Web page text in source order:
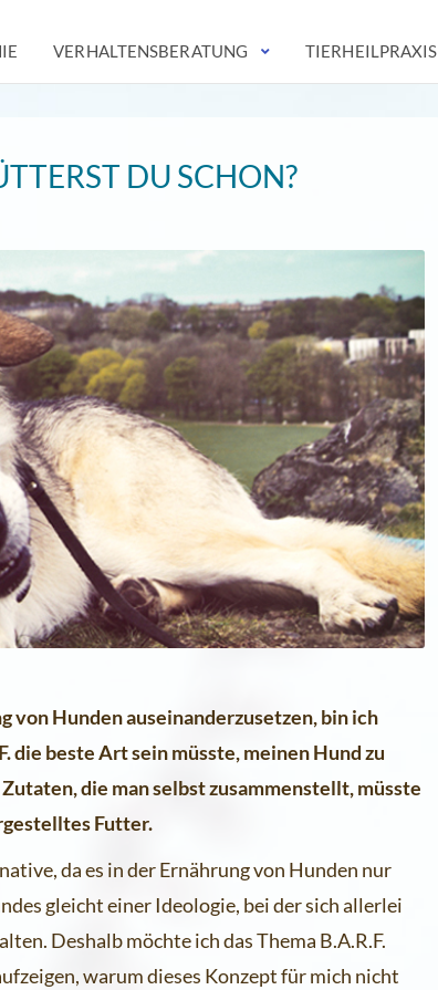
VERHALTENSBERATUNG TIERHEILPRAXIS
DU SCHON?
von Hunden auseinanderzusetzen, bin ich
die beste Art sein müsste, meinen Hund zu
die man selbst zusammenstellt, müsste
Futter.
da es in der Ernährung von Hunden nur
gleicht einer Ideologie, bei der sich allerlei
Deshalb möchte ich das Thema B.A.R.F.
warum dieses Konzept für mich nicht